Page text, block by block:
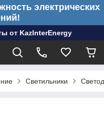
электрических
от KazInterEnergy
Светильники